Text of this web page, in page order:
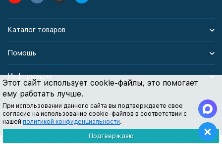
Этот сайт использует cookie-файлы, это помогает
ему работать лучше.
При использовании данного сайта вы подтверждаете свое
согласие на использование cookie-файлов в соответствии с
нашей политикой конфиденциальности.
Подтверждаю
Каталог товаров
Помощь
Информация
Политика персональных данных
Все содержимое данного сайта: товары, услуги, цены на них, описания